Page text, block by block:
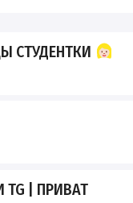
СТУДЕНТКИ
TG | ПРИВАТ